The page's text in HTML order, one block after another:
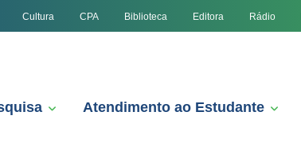
Cultura CPA Biblioteca Editora Rádio
Atendimento ao Estudante